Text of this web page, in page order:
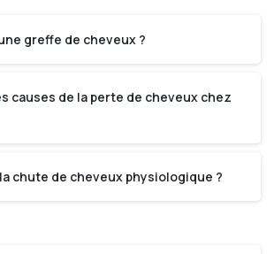
greffe de cheveux ?
causes de la perte de cheveux chez
chute de cheveux physiologique ?